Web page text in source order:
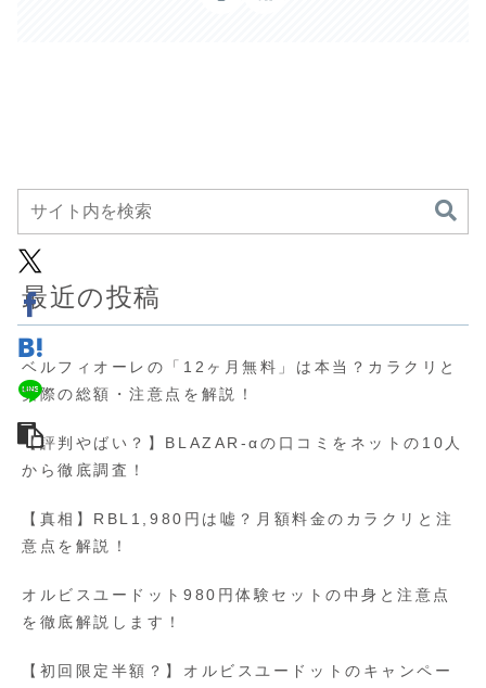
最近の投稿
ベルフィオーレの「12ヶ月無料」は本当？カラクリと
実際の総額・注意点を解説！
【評判やばい？】BLAZAR-αの口コミをネットの10人
から徹底調査！
【真相】RBL1,980円は嘘？月額料金のカラクリと注
意点を解説！
オルビスユードット980円体験セットの中身と注意点
を徹底解説します！
【初回限定半額？】オルビスユードットのキャンペー